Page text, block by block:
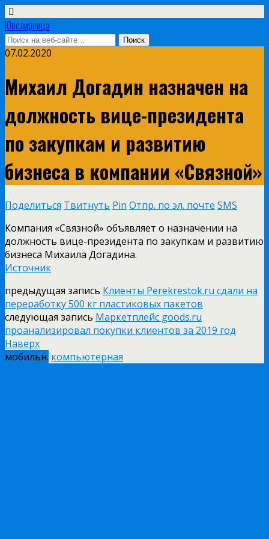
Ювелирница
07.02.2020
Михаил Догадин назначен на
должность вице-президента
по закупкам и развитию
бизнеса в компании «Связной»
Поделиться Твитнуть Pin Отпр. по эл. почте SMS
Компания «Связной» объявляет о назначении на
должность вице-президента по закупкам и развитию
бизнеса Михаила Догадина.
Источник
предыдущая запись Клиенты Perekrestok.ru сдали на
переработку 500 кг пластиковых пакетов
следующая запись Маркетплейс goods.ru
проанализировал покупки клиентов за 2019 год
Наверх
мобильн. компьютерная